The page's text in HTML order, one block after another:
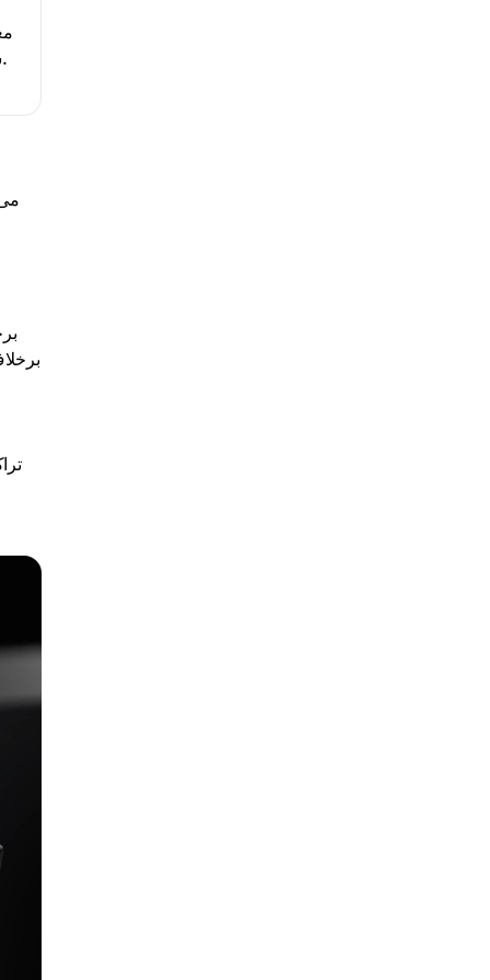
سایر تهدیدات آنلاین قرار می‌دهد.